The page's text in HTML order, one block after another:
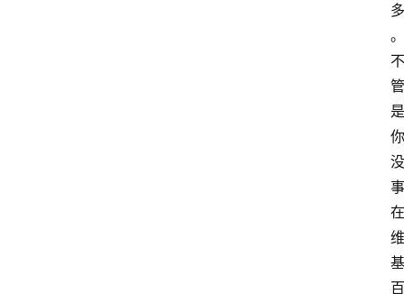
多
。
不
管
是
你
没
事
在
维
基
百